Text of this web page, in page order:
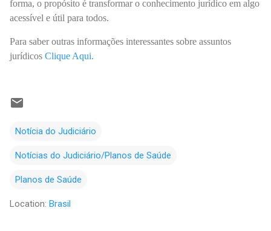
forma, o propósito é transformar o conhecimento jurídico em algo
acessível e útil para todos.
Para saber outras informações interessantes sobre assuntos
jurídicos Clique Aqui.
Notícia do Judiciário
Notícias do Judiciário/Planos de Saúde
Planos de Saúde
Location: Brasil